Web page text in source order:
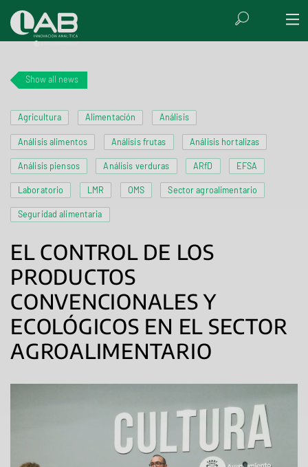
Show all news
Agricultura Alimentación Análisis
Análisis alimentos Análisis frutas Análisis hortalizas
Análisis piensos Análisis verduras ARfD EFSA
Laboratorio LMR OMS Sector agroalimentario
Seguridad alimentaria
EL CONTROL DE LOS
PRODUCTOS
CONVENCIONALES Y
ECOLÓGICOS EN EL SECTOR
AGROALIMENTARIO